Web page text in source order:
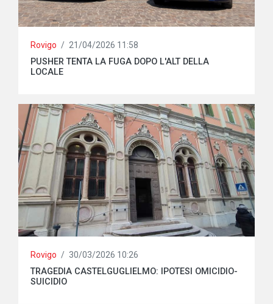
Rovigo / 21/04/2026 11:58
PUSHER TENTA LA FUGA DOPO L'ALT DELLA
LOCALE
Rovigo / 30/03/2026 10:26
TRAGEDIA CASTELGUGLIELMO: IPOTESI OMICIDIO-
SUICIDIO